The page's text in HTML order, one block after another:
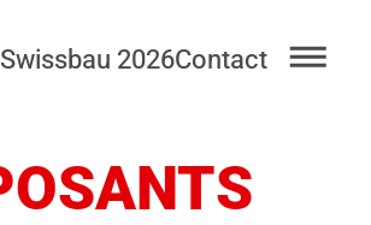
Swissbau 2026Contact